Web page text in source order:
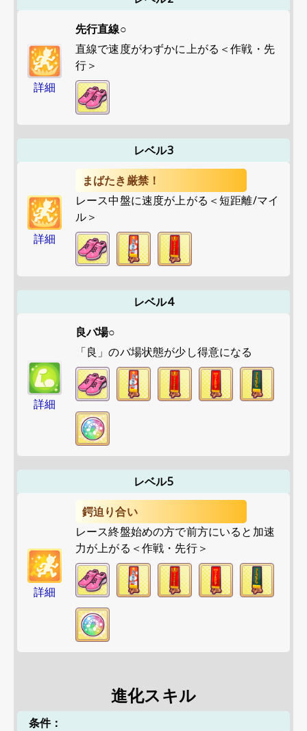
詳細
先行直線○
直線で速度がわずかに上がる＜作戦・先
行＞
レベル3
詳細
まばたき厳禁！
レース中盤に速度が上がる＜短距離/マイ
ル＞
レベル4
詳細
良バ場○
「良」のバ場状態が少し得意になる
レベル5
詳細
鍔迫り合い
レース終盤始めの方で前方にいると加速
力が上がる＜作戦・先行＞
進化スキル
条件：